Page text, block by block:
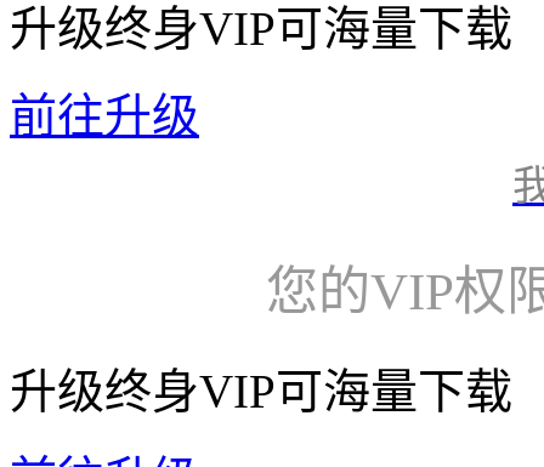
升级终身VIP可海量下载
前往升级
您的VIP权
升级终身VIP可海量下载